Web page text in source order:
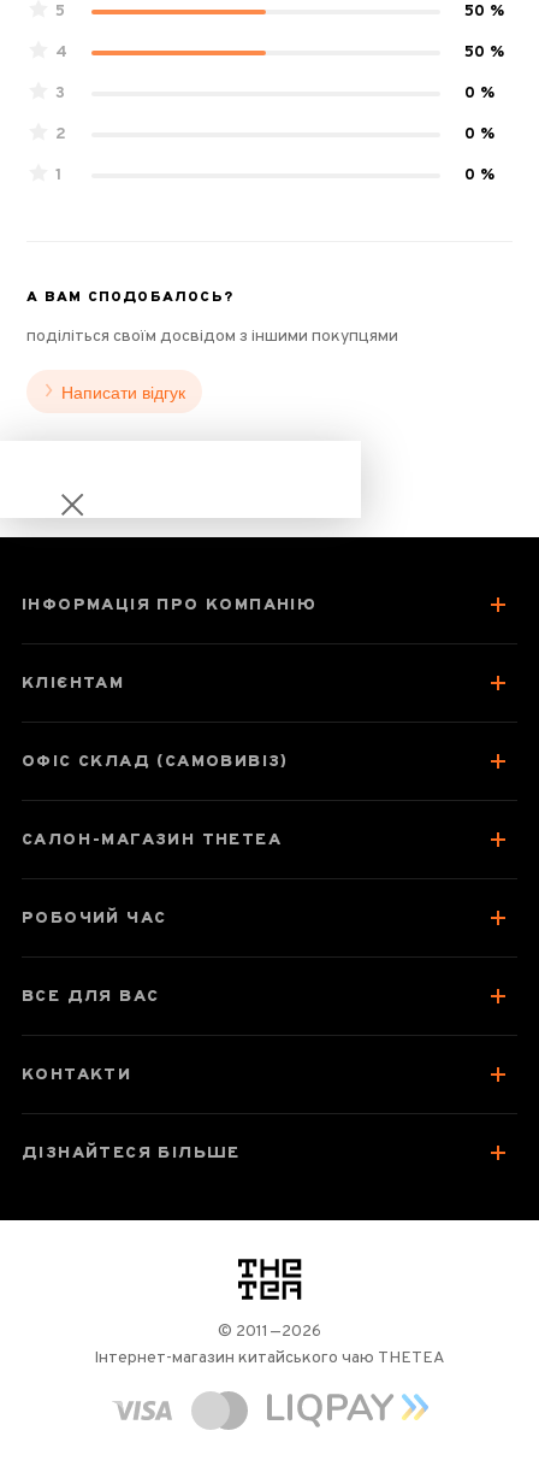
5
50 %
4
50 %
3
0 %
2
0 %
1
0 %
А ВАМ СПОДОБАЛОСЬ?
поділіться своїм досвідом з іншими покупцями
Написати відгук
Шен Пуер
Паспорт товару
ІНФОРМАЦІЯ ПРО КОМПАНІЮ
КЛІЄНТАМ
ОФІС СКЛАД (САМОВИВІЗ)
САЛОН-МАГАЗИН THETEA
РОБОЧИЙ ЧАС
ВСЕ ДЛЯ ВАС
КОНТАКТИ
ДІЗНАЙТЕСЯ БІЛЬШЕ
логотип
© 2011—2026
Інтернет-магазин китайського чаю THETEA